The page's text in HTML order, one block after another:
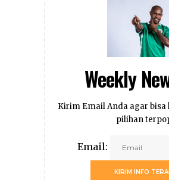
Weekly
Kirim Email Anda agar
pilihan
Email:
KIRIM INFO